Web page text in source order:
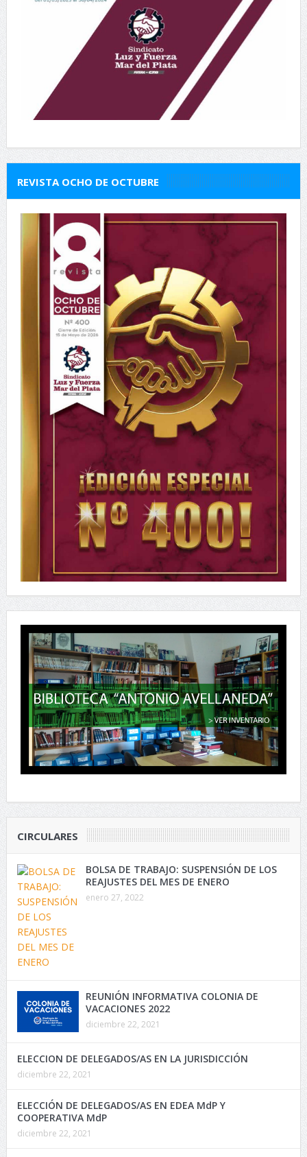
REVISTA OCHO DE OCTUBRE
CIRCULARES
BOLSA DE TRABAJO: SUSPENSIÓN DE LOS
REAJUSTES DEL MES DE ENERO
enero 27, 2022
REUNIÓN INFORMATIVA COLONIA DE
VACACIONES 2022
diciembre 22, 2021
ELECCION DE DELEGADOS/AS EN LA JURISDICCIÓN
diciembre 22, 2021
ELECCIÓN DE DELEGADOS/AS EN EDEA MdP Y
COOPERATIVA MdP
diciembre 22, 2021